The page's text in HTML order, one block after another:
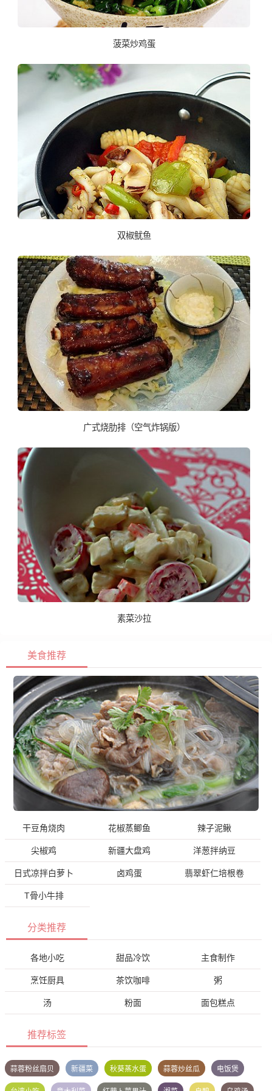
菠菜炒鸡蛋
双椒鱿鱼
广式烧肋排（空气炸锅版）
素菜沙拉
美食推荐
干豆角烧肉 花椒蒸鲫鱼 辣子泥鳅
尖椒鸡 新疆大盘鸡 洋葱拌纳豆
日式凉拌白萝卜 卤鸡蛋 翡翠虾仁培根卷
T骨小牛排
分类推荐
各地小吃 甜品冷饮 主食制作
烹饪厨具 茶饮咖啡 粥
汤 粉面 面包糕点
推荐标签
蒜蓉粉丝扇贝 新疆菜 秋葵蒸水蛋 蒜蓉炒丝瓜 电饭煲